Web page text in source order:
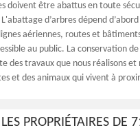
doivent être abattus en toute
d’arbres dépend
aériennes, routes et
au public. La conservation
des travaux que nous réalisons
et des animaux qui vivent à
PROPRIÉTAIRES DE